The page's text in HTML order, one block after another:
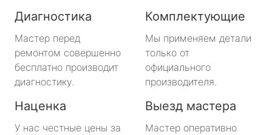
Диагностика
Мастер перед
ремонтом совершенно
бесплатно производит
диагностику.
Комплектующие
Мы применяем детали
только от
официального
производителя.
Наценка
У нас честные цены за
Выезд мастера
Мастер оперативно